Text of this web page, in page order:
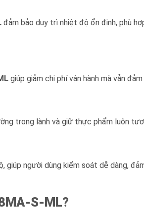
đảm bảo duy trì nhiệt độ ổn định, phù
giúp giảm chi phí vận hành mà vẫn
trong lành và giữ thực phẩm luôn
người dùng kiểm soát dễ dàng,
S-ML?